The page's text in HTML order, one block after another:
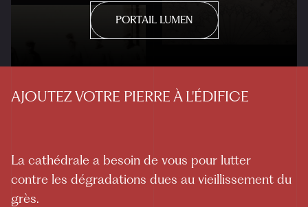
PORTAIL LUMEN
AJOUTEZ VOTRE PIERRE À L'ÉDIFICE
La cathédrale a besoin de vous pour lutter
contre les dégradations dues au vieillissement du
grès.